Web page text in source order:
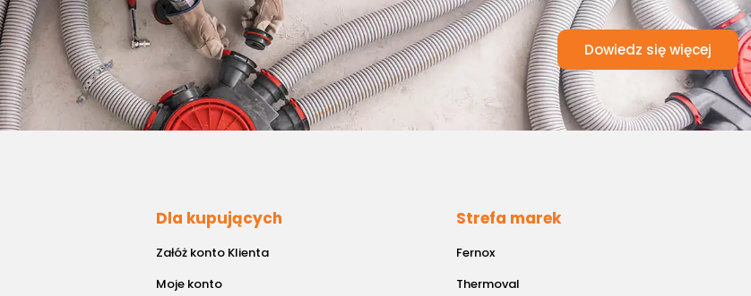
Dowiedz się więcej
Dla kupujących
Załóż konto Klienta
Moje konto
Strefa marek
Fernox
Thermoval